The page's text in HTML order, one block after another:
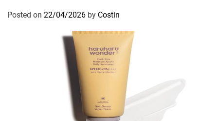
Posted on 22/04/2026 by Costin